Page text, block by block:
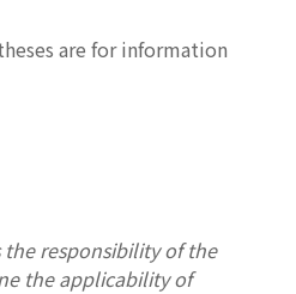
are for information
the responsibility of the
the applicability of